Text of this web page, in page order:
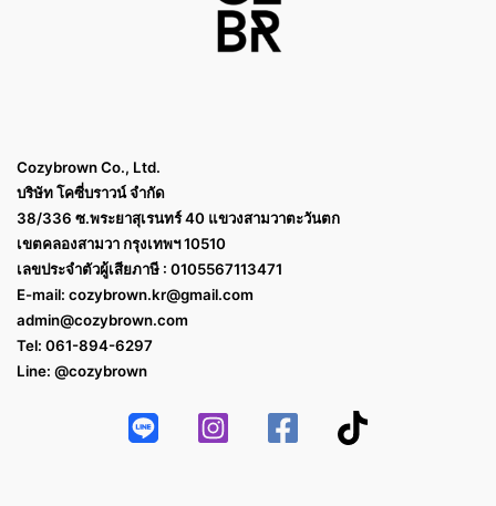
Cozybrown Co., Ltd.
บริษัท โคซี่บราวน์ จำกัด
38/336 ซ.พระยาสุเรนทร์ 40 แขวงสามวาตะวันตก
เขตคลองสามวา กรุงเทพฯ 10510
เลขประจำตัวผู้เสียภาษี : 0105567113471
E-mail: cozybrown.kr@gmail.com
admin@cozybrown.com
Tel: 061-894-6297
Line: @cozybrown